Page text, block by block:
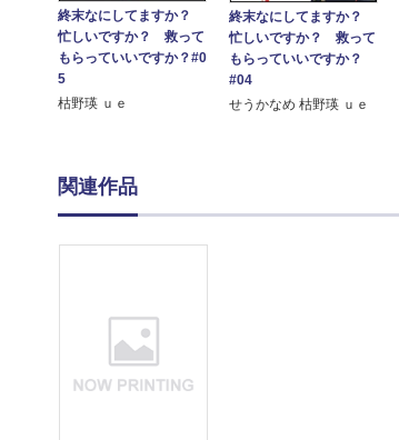
終末なにしてますか？
忙しいですか？ 救って
もらっていいですか？#0
5
枯野瑛 ｕｅ
終末なにしてますか？
忙しいですか？ 救って
もらっていいですか？
#04
せうかなめ 枯野瑛 ｕｅ
関連作品